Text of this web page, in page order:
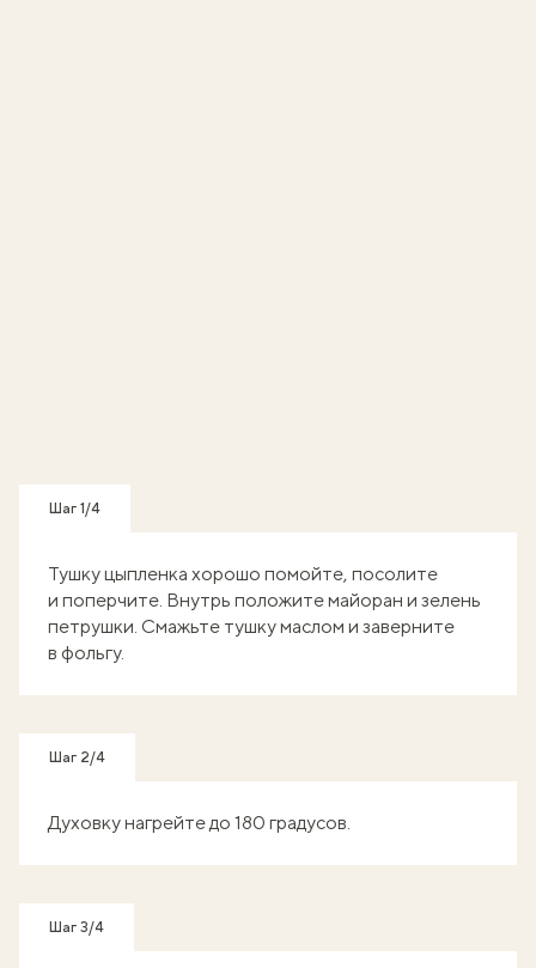
Шаг 1/4
Тушку цыпленка хорошо помойте, посолите
и поперчите. Внутрь положите майоран и зелень
петрушки. Смажьте тушку маслом и заверните
в фольгу.
Шаг 2/4
Духовку нагрейте до 180 градусов.
Шаг 3/4